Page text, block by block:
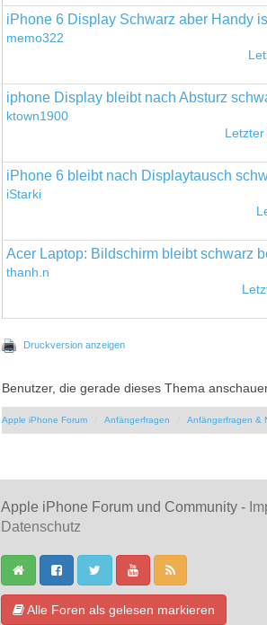
iPhone 6 Display Schwarz aber Handy
memo322
iphone Display bleibt nach Absturz
ktown1900
Letzter
iPhone 6 bleibt nach Displaytausch
iStarki
Acer Laptop: Bildschirm bleibt schwarz
thanh.n
Druckversion anzeigen
Benutzer, die gerade dieses Thema
Apple iPhone Forum Anfängerfragen Anfängerfragen &
Apple iPhone Forum und Community -
Datenschutz
Alle Foren als gelesen markieren